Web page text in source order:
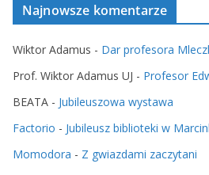
Najnowsze komentarze
Wiktor Adamus - Dar profesora
Prof. Wiktor Adamus UJ - Profesor
BEATA - Jubileuszowa wystawa
Factorio - Jubileusz biblioteki w
Momodora - Z gwiazdami zaczytani